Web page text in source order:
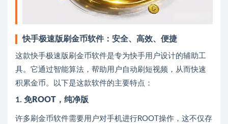
快手极速版刷金币软件：安全、高效、便捷
这款快手极速版刷金币软件是专为快手用户设计的辅助工
具。它通过智能算法，帮助用户自动刷短视频，从而快速
积累金币。以下是这款软件的主要特点：
1. 免ROOT，纯净版
许多刷金币软件需要用户对手机进行ROOT操作，这不仅存